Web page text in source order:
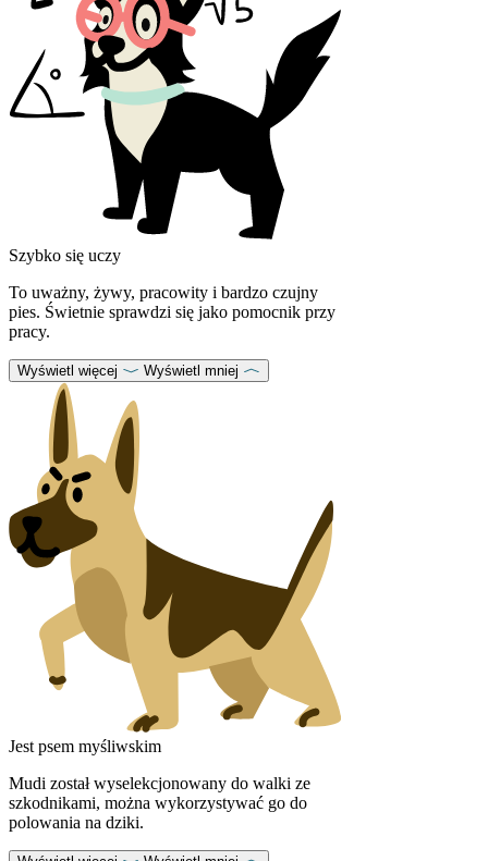
Szybko się uczy
To uważny, żywy, pracowity i bardzo czujny
pies. Świetnie sprawdzi się jako pomocnik przy
pracy.
Wyświetl więcej Wyświetl mniej
Jest psem myśliwskim
Mudi został wyselekcjonowany do walki ze
szkodnikami, można wykorzystywać go do
polowania na dziki.